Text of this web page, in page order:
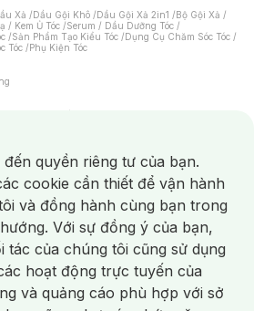
Xả /Dầu Gội Khô /Dầu Gội Xả 2in1 /Bộ Gội Xả /
/ Kem Ủ Tóc /Serum / Dầu Dưỡng Tóc /
/Sản Phẩm Tạo Kiểu Tóc /Dụng Cụ Chăm Sóc Tóc /
Tóc /Phụ Kiện Tóc
/Mặt Nạ Xông Hơi /Nước Rửa Tay/
Chải Đánh Răng /Bàn Chải Điện/
/Máy Tăm Nước/ Nước Súc Miệng/
/ Dung Dịch Vệ Sinh/Dưỡng Vùng Kín/
Vệ Sinh/Tampon/Bọt Cạo Râu /Dao Cạo Râu/
/ Mất Nước/ Da Lão Hóa/ Da Mụn/
Màu Thâm / Nám / Tàn Nhang
Viêm Da Cơ Địa
Dụng Cụ / Máy Rửa Mặt Máy Chăm Sóc Da
quyền riêng tư của bạn.
cookie cần thiết để vận hành
và đồng hành cùng bạn trong
Với sự đồng ý của bạn,
tác của chúng tôi cũng sử dụng
hoạt động trực tuyến của
và quảng cáo phù hợp với sở